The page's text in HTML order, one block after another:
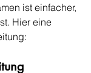
ist einfacher,
Hier eine